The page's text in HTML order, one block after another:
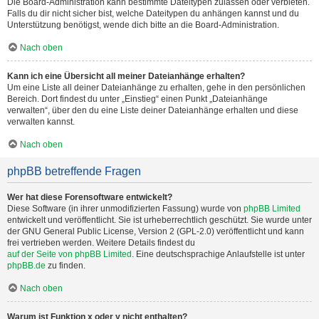
Die Board-Administration kann bestimmte Dateitypen zulassen oder verbieten.
Falls du dir nicht sicher bist, welche Dateitypen du anhängen kannst und du
Unterstützung benötigst, wende dich bitte an die Board-Administration.
Nach oben
Kann ich eine Übersicht all meiner Dateianhänge erhalten?
Um eine Liste all deiner Dateianhänge zu erhalten, gehe in den persönlichen
Bereich. Dort findest du unter „Einstieg“ einen Punkt „Dateianhänge
verwalten“, über den du eine Liste deiner Dateianhänge erhalten und diese
verwalten kannst.
Nach oben
phpBB betreffende Fragen
Wer hat diese Forensoftware entwickelt?
Diese Software (in ihrer unmodifizierten Fassung) wurde von phpBB Limited
entwickelt und veröffentlicht. Sie ist urheberrechtlich geschützt. Sie wurde unter
der GNU General Public License, Version 2 (GPL-2.0) veröffentlicht und kann
frei vertrieben werden. Weitere Details findest du
auf der Seite von phpBB Limited . Eine deutschsprachige Anlaufstelle ist unter
phpBB.de zu finden.
Nach oben
Warum ist Funktion x oder y nicht enthalten?